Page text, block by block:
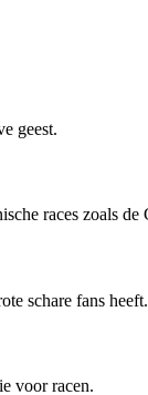
geest.
races zoals de
schare fans heeft.
voor racen.